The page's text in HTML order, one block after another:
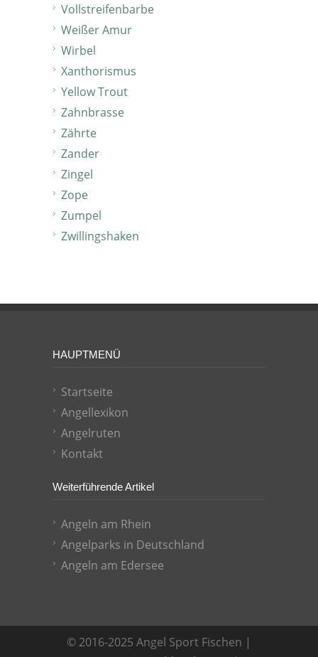
Vollstreifenbarbe
Weißer Amur
Wirbel
Xanthorismus
Yellow Trout
Zahnbrasse
Zährte
Zander
Zingel
Zope
Zumpel
Zwillingshaken
HAUPTMENÜ
Startseite
Angellexikon
Angelruten
Kontakt
Weiterführende Artikel
Angeln am Rhein
Angelparks in Deutschland
Angeln am Edersee
© 2016-2025 Angel Sport Fischen |